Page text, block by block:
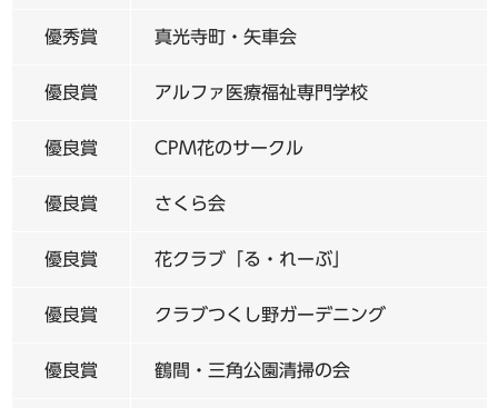
優秀賞 真光寺町・矢車会
優良賞 アルファ医療福祉専門学校
優良賞 CPM花のサークル
優良賞 さくら会
優良賞 花クラブ「る・れーぶ」
優良賞 クラブつくし野ガーデニング
優良賞 鶴間・三角公園清掃の会